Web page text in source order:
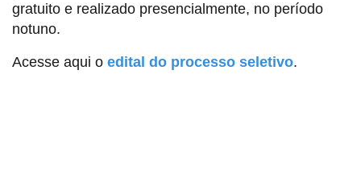
gratuito e realizado presencialmente, no período
notuno.
Acesse aqui o edital do processo seletivo.